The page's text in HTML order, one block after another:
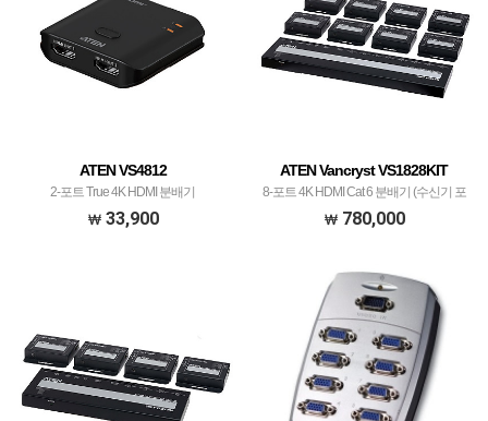
ATEN VS4812
2-포트 True 4K HDMI 분배기
33,900
ATEN Vancryst VS1828KIT
8-포트 4K HDMI Cat 6 분배기 (수신기 포
함)
780,000